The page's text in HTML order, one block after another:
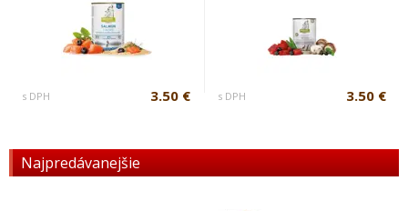
Najpredávanejšie
s DPH 3.50 € s DPH 3.50 €